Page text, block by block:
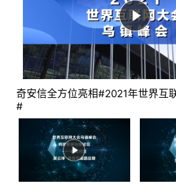
中国产品-第三代安全防护技
2022-05-26 下载
中国产品-揭秘冬奥背后的
2022-05-26 下载
奇安信全方位亮相#2021年世界互
#